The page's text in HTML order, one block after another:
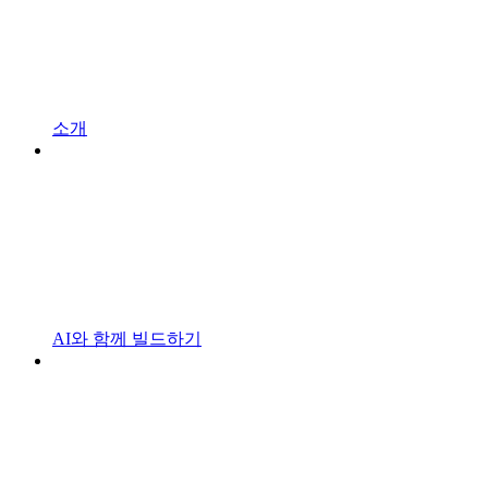
소개
AI와 함께 빌드하기